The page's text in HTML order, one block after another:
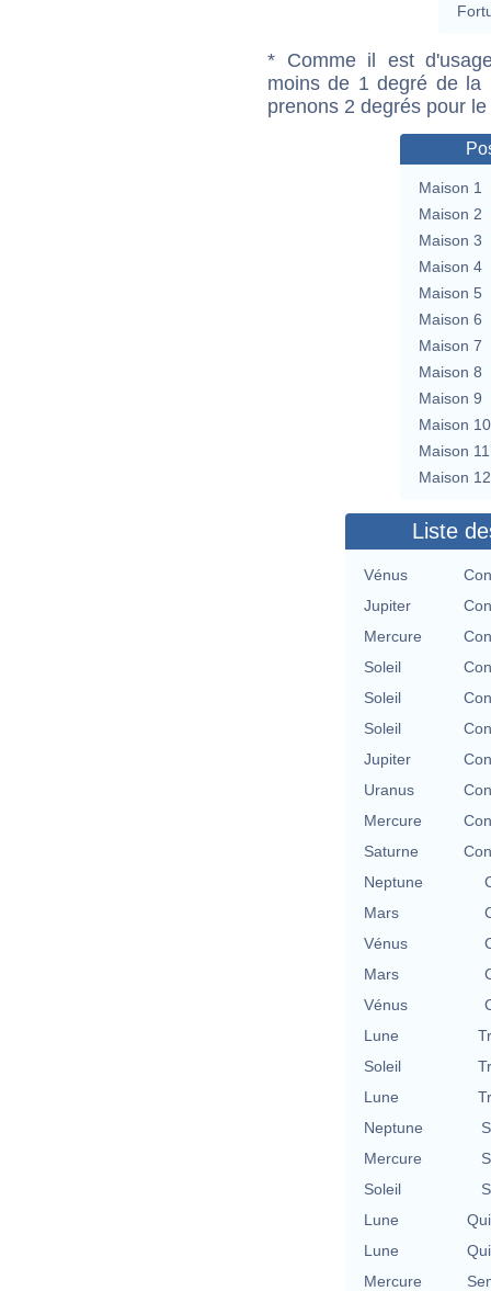
* Comme il est
moins de 1 degré de la
prenons 2 degrés pour
Maison 1
Maison 2
Maison 3
Maison 4
Maison 5
Maison 6
Maison 7
Maison 8
Maison 9
Maison 10
Maison 11
Maison 12
Liste
Vénus
Jupiter
Mercure
Soleil
Soleil
Soleil
Jupiter
Uranus
Mercure
Saturne
Neptune
Mars
Vénus
Mars
Vénus
Lune
Soleil
Lune
Neptune
Mercure
Soleil
Lune
Lune
Mercure